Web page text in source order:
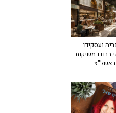
ועסקים:
ברודו משיקות